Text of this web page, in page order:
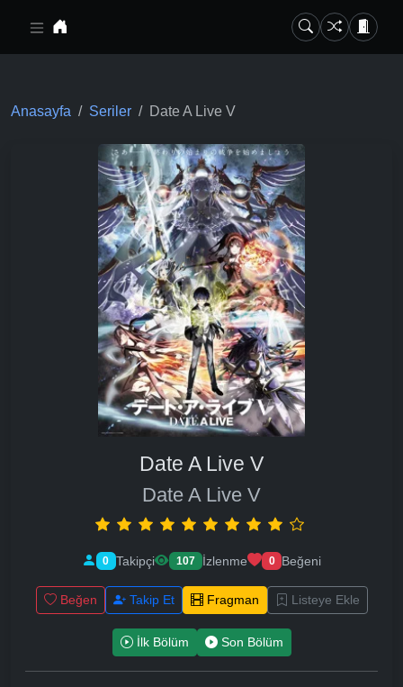
Anasayfa Seriler Date A Live V
Date A Live V
Date A Live V
0 Takipçi 107 İzlenme 0 Beğeni
Beğen Takip Et Fragman Listeye Ekle
İlk Bölüm Son Bölüm